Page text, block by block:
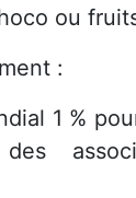
ou
:
1 %